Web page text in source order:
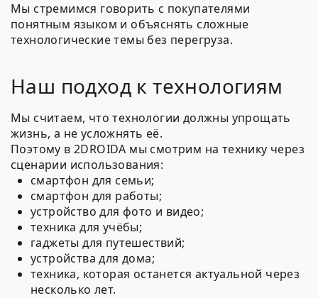
Мы стремимся говорить с покупателями
понятным языком и объяснять сложные
технологические темы без перегруза.
Наш подход к технологиям
Мы считаем, что технологии должны упрощать
жизнь, а не усложнять её.
Поэтому в 2DROIDA мы смотрим на технику через
сценарии использования:
смартфон для семьи;
смартфон для работы;
устройство для фото и видео;
техника для учёбы;
гаджеты для путешествий;
устройства для дома;
техника, которая останется актуальной через
несколько лет.